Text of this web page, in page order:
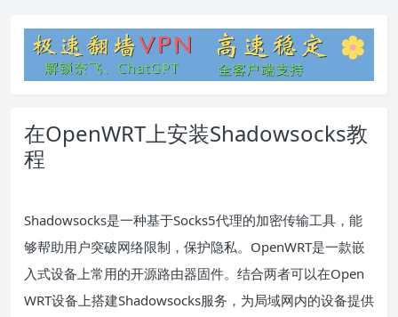
在OpenWRT上安装Shadowsocks教
程
Shadowsocks是一种基于Socks5代理的加密传输工具，能
够帮助用户突破网络限制，保护隐私。OpenWRT是一款嵌
入式设备上常用的开源路由器固件。结合两者可以在Open
WRT设备上搭建Shadowsocks服务，为局域网内的设备提供